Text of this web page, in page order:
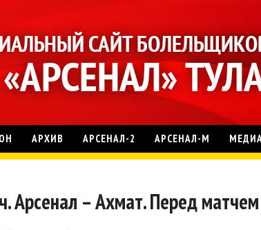
АРХИВ АРСЕНАЛ-2 АРСЕНАЛ-М
Арсенал – Ахмат. Перед матчем